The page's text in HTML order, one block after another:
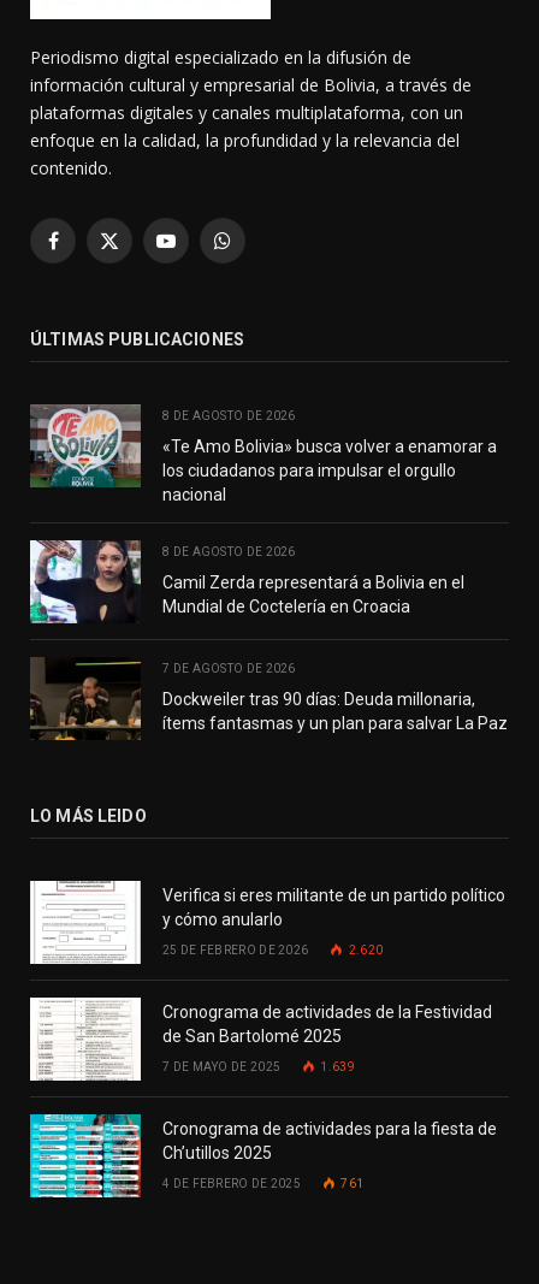
Periodismo digital especializado en la difusión de
información cultural y empresarial de Bolivia, a través de
plataformas digitales y canales multiplataforma, con un
enfoque en la calidad, la profundidad y la relevancia del
contenido.
Facebook
X
YouTubeWhatsApp
ÚLTIMAS PUBLICACIONES
8 DE AGOSTO DE 2026
«Te Amo Bolivia» busca volver a enamorar a
los ciudadanos para impulsar el orgullo
nacional
8 DE AGOSTO DE 2026
Camil Zerda representará a Bolivia en el
Mundial de Coctelería en Croacia
7 DE AGOSTO DE 2026
Dockweiler tras 90 días: Deuda millonaria,
ítems fantasmas y un plan para salvar La Paz
LO MÁS LEIDO
Verifica si eres militante de un partido político
y cómo anularlo
25 DE FEBRERO DE 2026 2.620
Cronograma de actividades de la Festividad
de San Bartolomé 2025
7 DE MAYO DE 2025 1.639
Cronograma de actividades para la fiesta de
Ch’utillos 2025
4 DE FEBRERO DE 2025 761